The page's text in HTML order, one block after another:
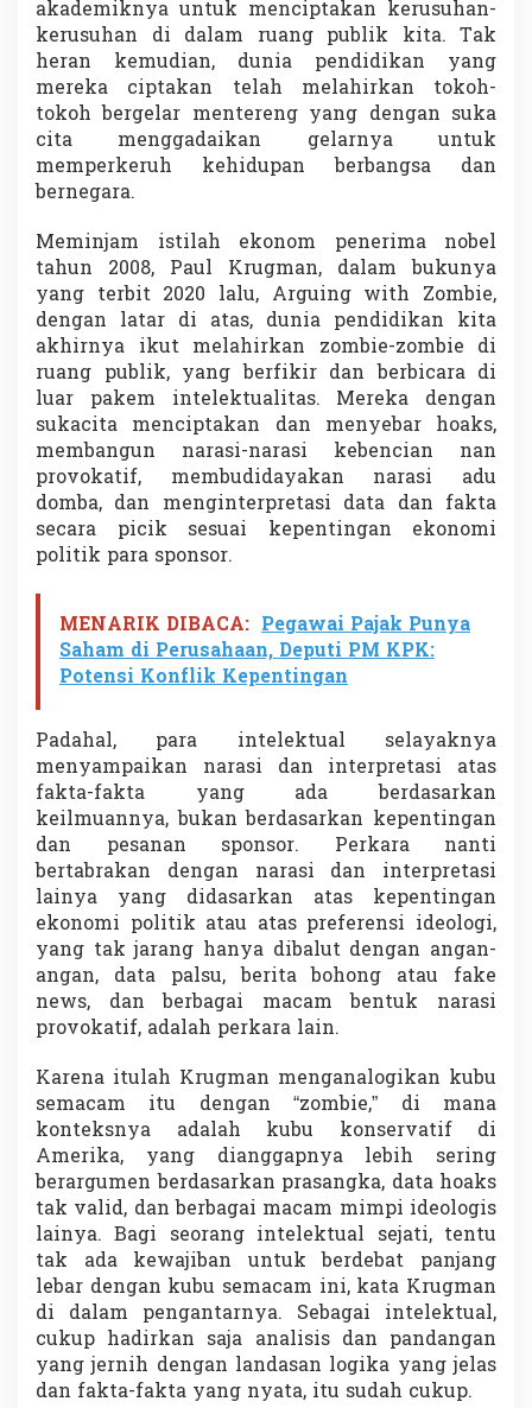
akademiknya untuk menciptakan kerusuhan-
kerusuhan di dalam ruang publik kita. Tak
heran kemudian, dunia pendidikan yang
mereka ciptakan telah melahirkan tokoh-
tokoh bergelar mentereng yang dengan suka
cita menggadaikan gelarnya untuk
memperkeruh kehidupan berbangsa dan
bernegara.
Meminjam istilah ekonom penerima nobel
tahun 2008, Paul Krugman, dalam bukunya
yang terbit 2020 lalu, Arguing with Zombie,
dengan latar di atas, dunia pendidikan kita
akhirnya ikut melahirkan zombie-zombie di
ruang publik, yang berfikir dan berbicara di
luar pakem intelektualitas. Mereka dengan
sukacita menciptakan dan menyebar hoaks,
membangun narasi-narasi kebencian nan
provokatif, membudidayakan narasi adu
domba, dan menginterpretasi data dan fakta
secara picik sesuai kepentingan ekonomi
politik para sponsor.
MENARIK DIBACA: Pegawai Pajak Punya
Saham di Perusahaan, Deputi PM KPK:
Potensi Konflik Kepentingan
Padahal, para intelektual selayaknya
menyampaikan narasi dan interpretasi atas
fakta-fakta yang ada berdasarkan
keilmuannya, bukan berdasarkan kepentingan
dan pesanan sponsor. Perkara nanti
bertabrakan dengan narasi dan interpretasi
lainya yang didasarkan atas kepentingan
ekonomi politik atau atas preferensi ideologi,
yang tak jarang hanya dibalut dengan angan-
angan, data palsu, berita bohong atau fake
news, dan berbagai macam bentuk narasi
provokatif, adalah perkara lain.
Karena itulah Krugman menganalogikan kubu
semacam itu dengan “zombie,” di mana
konteksnya adalah kubu konservatif di
Amerika, yang dianggapnya lebih sering
berargumen berdasarkan prasangka, data hoaks
tak valid, dan berbagai macam mimpi ideologis
lainya. Bagi seorang intelektual sejati, tentu
tak ada kewajiban untuk berdebat panjang
lebar dengan kubu semacam ini, kata Krugman
di dalam pengantarnya. Sebagai intelektual,
cukup hadirkan saja analisis dan pandangan
yang jernih dengan landasan logika yang jelas
dan fakta-fakta yang nyata, itu sudah cukup.